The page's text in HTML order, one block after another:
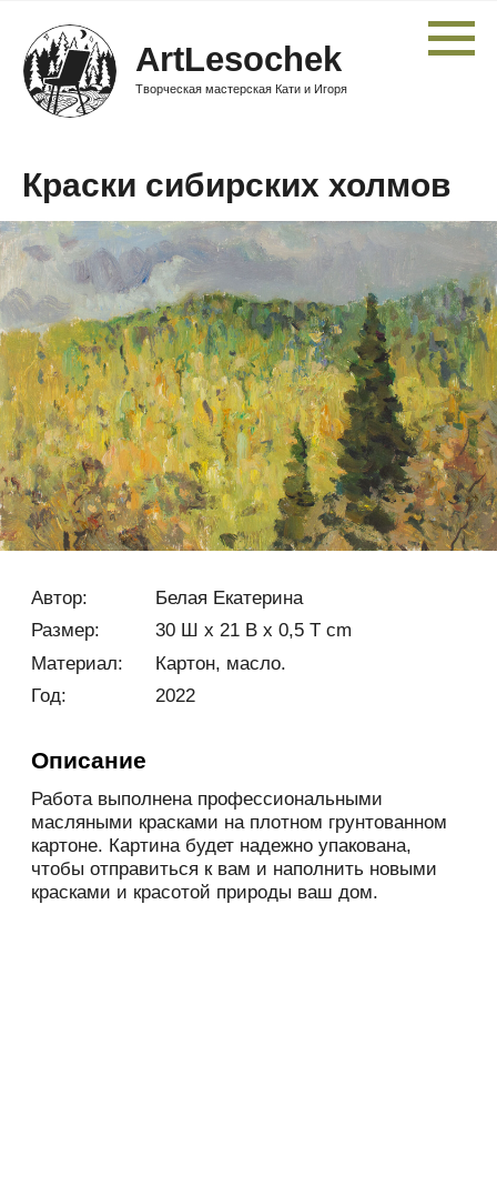
ArtLesochek
Творческая мастерская Кати и Игоря
Краски сибирских холмов
Краски сибирских
холмов
Размер:
30 Ш x 21 В x 0,5 Т cm
Материал:
Картон, масло.
Год: 2022
Автор: Белая Екатерина
масляными красками на плотном грунтованном
картоне. Картина будет надежно упакована,
чтобы отправиться к вам и наполнить новыми
красками и красотой природы ваш дом.
Описание
Узнать стоимость